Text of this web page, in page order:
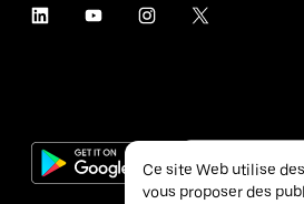
Ce site Web utilise
vous proposer des